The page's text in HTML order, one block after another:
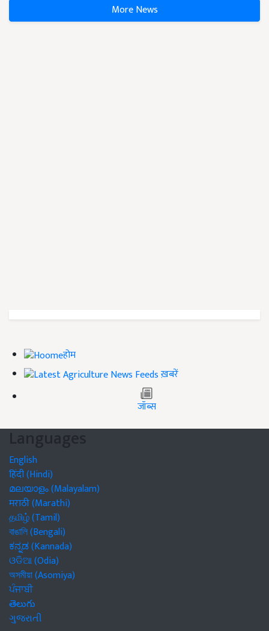
More News
होम
ख़बरें
जॉब्स
Languages
English
हिंदी (Hindi)
മലയാളം (Malayalam)
मराठी (Marathi)
தமிழ் (Tamil)
বাঙালি (Bengali)
ಕನ್ನಡ (Kannada)
ଓଡିଆ (Odia)
অসমীয়া (Asomiya)
ਪੰਜਾਬੀ
తెలుగు
ગુજરાતી